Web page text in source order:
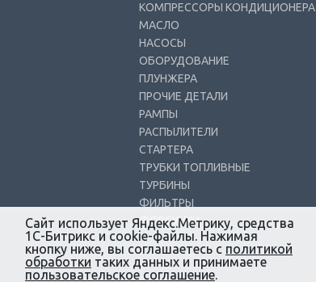
КОМПРЕССОРЫ КОНДИЦИОНЕРА
МАСЛО
НАСОСЫ
ОБОРУДОВАНИЕ
ПЛУНЖЕРА
ПРОЧИЕ ДЕТАЛИ
РАМПЫ
РАСПЫЛИТЕЛИ
СТАРТЕРА
ТРУБКИ ТОПЛИВНЫЕ
ТУРБИНЫ
ФИЛЬТРЫ
ФОРСУНКИ
Сайт использует Яндекс.Метрику, средства
1С-Битрикс и cookie-файлы. Нажимая
кнопку ниже, вы соглашаетесь с политикой
обработки таких данных и принимаете
пользовательское соглашение.